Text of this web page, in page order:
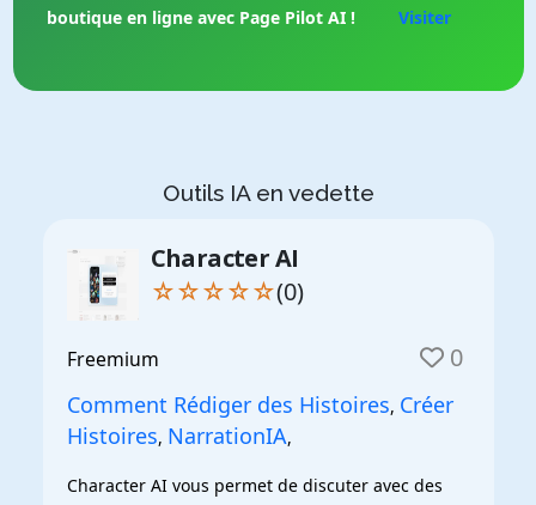
boutique en ligne avec Page Pilot AI !
Visiter
Outils IA en vedette
Character AI
☆☆☆☆☆(0)
Freemium 0
Comment Rédiger des Histoires, Créer
Histoires, NarrationIA,
Character AI vous permet de discuter avec des